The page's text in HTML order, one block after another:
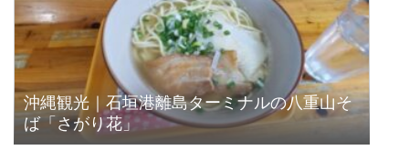
沖縄観光｜石垣港離島ターミナルの八重山そ
ば「さがり花」